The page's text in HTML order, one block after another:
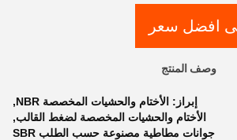
افضل سعر
وصف المنتج
إبراز: الأختام والحشيات المخصصة NBR
,
الأختام والحشيات المخصصة لضغط القالب,
جوانات مطاطية مصنوعة حسب الطلب SBR